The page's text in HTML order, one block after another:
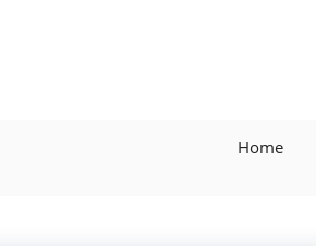
Home